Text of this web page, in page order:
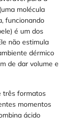
molécula
funcionando
é um dos
não estimula
dérmico
de dar volume e
três formatos
momentos
ácido